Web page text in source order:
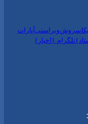
سروشویراستیآپارات
تلگرام {اخبار}